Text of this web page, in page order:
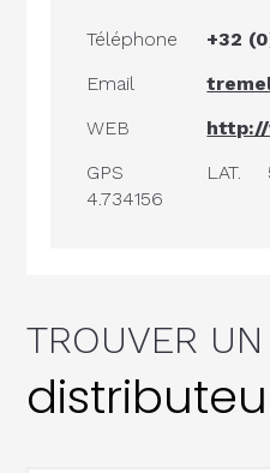
Téléphone
+32
Email
WEB
http://
GPS
LAT.
4.734156
TROUVER UN